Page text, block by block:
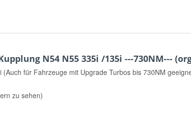
N54 N55 335i /135i ---730NM---
für Fahrzeuge mit Upgrade Turbos bis 730NM
zu sehen)